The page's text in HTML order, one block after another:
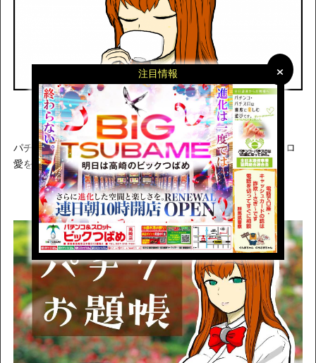
×
×
注目情報
パチ7自由帳を閲覧のお兄様、お姉様がた、パチンコ・パチスロ
愛を発揮いただく時間が来ましてよ。